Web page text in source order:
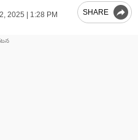
2025 | 1:28 PM SHARE